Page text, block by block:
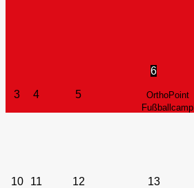
3 4 5
6
OrthoPoint
Fußballcamp
10 11 12 13